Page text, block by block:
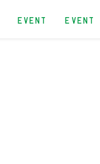
EVENT EVENT